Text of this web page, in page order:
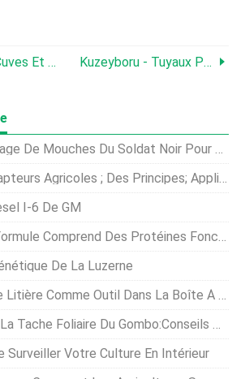
Modèle GFK - Cuves Et Bassins D'élevage Kuzeyboru - Tuyaux PVC Pisciculture
Du Soldat Noir Pour Une Gestion Agricole Rentable
Agricoles ; Des Principes; Application
I-6 De GM
Des Protéines Fonctionnelles Et Des Minéraux
De La Luzerne
Outil Dans La Boîte À Outils De Gestion De La Litière
Du Gombo:Conseils Pour Traiter La Tache Foliaire Du Gombo
Surveiller Votre Culture En Intérieur